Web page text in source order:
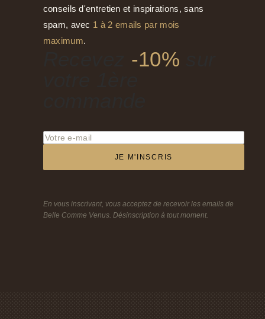
conseils d'entretien et inspirations, sans
spam, avec 1 à 2 emails par mois
maximum.
-10%
JE M'INSCRIS
En vous inscrivant, vous acceptez de recevoir les emails de
Belle Comme Venus. Désinscription à tout moment.